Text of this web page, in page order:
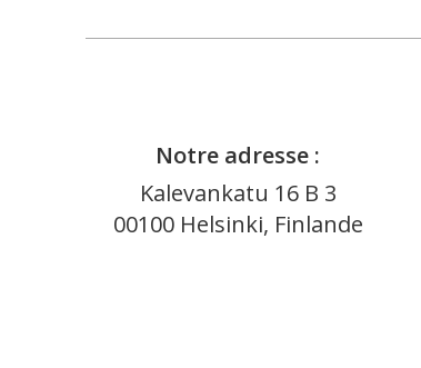
Notre adresse :
Kalevankatu 16 B 3
00100 Helsinki, Finlande